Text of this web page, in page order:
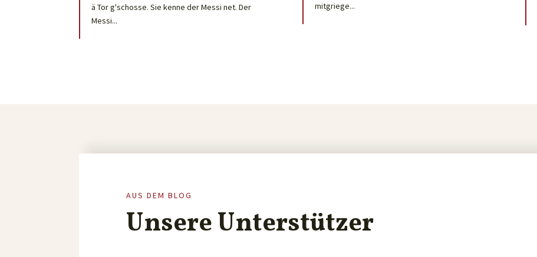
ä Tor g'schosse. Sie kenne der Messi net. Der
Messi...
mitgriege...
AUS DEM BLOG
Unsere Unterstützer